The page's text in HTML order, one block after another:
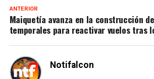
ANTERIOR
Maiquetía avanza en la construcción
temporales para reactivar vuelos tras
Notifalcon